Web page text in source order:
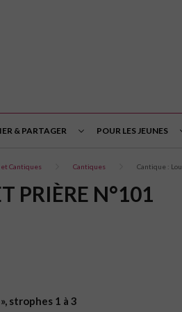
& PARTAGER POUR LES JEUNES
et Cantiques Cantiques Cantique :
PRIÈRE N°101
strophes 1 à 3